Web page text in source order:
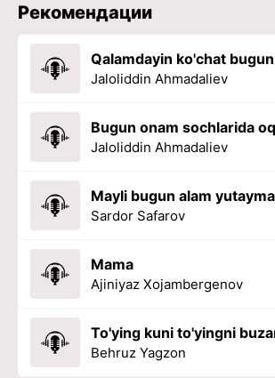
Рекомендации
Qalamdayin ko'chat
Jaloliddin Ahmadaliev
Bugun onam sochlarida
Jaloliddin Ahmadaliev
Mayli bugun alam
Sardor Safarov
Mama
Ajiniyaz Xojambergenov
To'ying kuni to'yingni
Behruz Yagzon